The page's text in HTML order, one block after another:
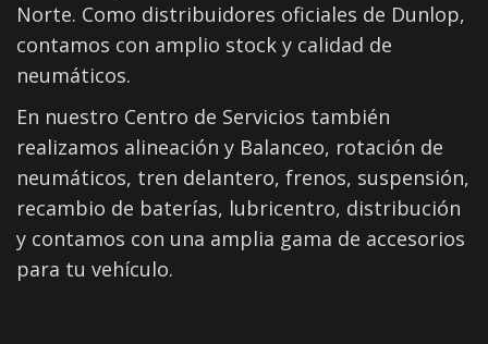
Norte. Como distribuidores oficiales de Dunlop,
contamos con amplio stock y calidad de
neumáticos.
En nuestro Centro de Servicios también
realizamos alineación y Balanceo, rotación de
neumáticos, tren delantero, frenos, suspensión,
recambio de baterías, lubricentro, distribución
y contamos con una amplia gama de accesorios
para tu vehículo.